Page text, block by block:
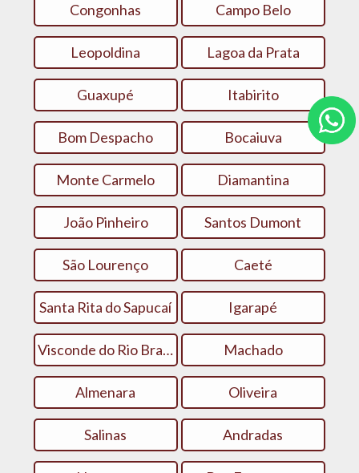
Congonhas Campo Belo
Leopoldina Lagoa da Prata
Guaxupé Itabirito
Bom Despacho Bocaiuva
Monte Carmelo Diamantina‎
João Pinheiro Santos Dumont
São Lourenço Caeté
Santa Rita do Sapucaí Igarapé
Visconde do Rio Branco Machado
Almenara Oliveira
Salinas Andradas